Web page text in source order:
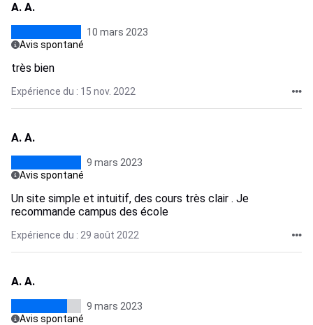
A. A.
10 mars 2023
Avis spontané
très bien
Expérience du : 15 nov. 2022
A. A.
9 mars 2023
Avis spontané
Un site simple et intuitif, des cours très clair . Je
recommande campus des école
Expérience du : 29 août 2022
A. A.
9 mars 2023
Avis spontané